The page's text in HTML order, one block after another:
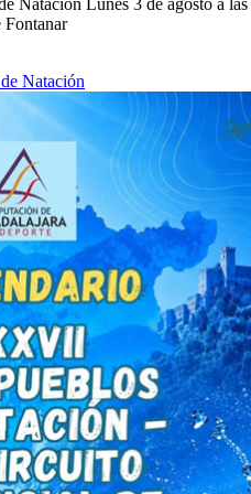
Natación Lunes 3 de agosto a las
Fontanar
Natación